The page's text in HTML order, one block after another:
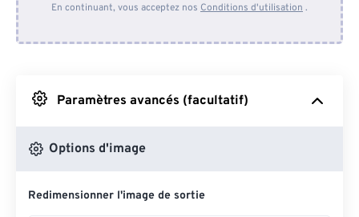
Depuis Google Drive
Depuis OneDrive
Depuis l'URL
En continuant, vous acceptez nos Conditions d'utilisation .
Paramètres avancés (facultatif)
Options d'image
Redimensionner l'image de sortie